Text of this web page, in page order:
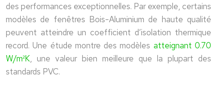
des performances exceptionnelles. Par exemple, certains
modèles de fenêtres Bois-Aluminium de haute qualité
peuvent atteindre un coefficient d’isolation thermique
record. Une étude montre des modèles atteignant 0.70
W/m²K, une valeur bien meilleure que la plupart des
standards PVC.